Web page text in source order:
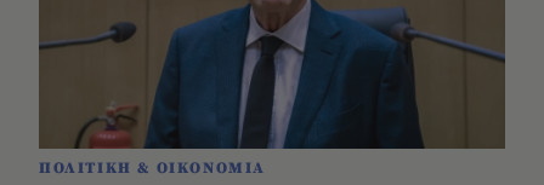
ΠΟΛΙΤΙΚΗ & ΟΙΚΟΝΟΜΙΑ